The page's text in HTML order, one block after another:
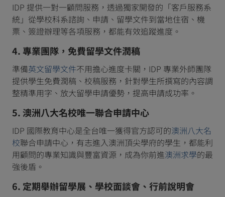
IDP 提供一對一顧問服務，透過獨家開發的「客戶服務系
統」從學校科系諮詢、申請、留學文件到當地住宿、機
票、簽證辦理等各項服務，都能有效追蹤進度。
4. 專業團隊，免費留學文件潤稿
準備英文留學文件不用擔心進度卡關，IDP 專業外師團隊
提供學生免費潤稿、校稿服務，針對學生所撰寫的內容調
整精準用字、放大留學申請優勢，提高申請成功率。
5. 澳洲八大名校唯一聯合申請中心
IDP 國際教育中心是全台唯一獲得官方認可的澳洲八大名
校聯合申請中心，有志進入澳洲頂尖學府的學生，都能利
用顧問的專業知識與豐富資源，成為你前進澳洲求學的最
強後盾。
6. 定期舉辦留學展、學校面談會、行前說明會